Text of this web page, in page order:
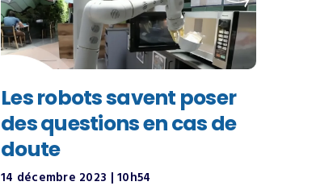
Les robots savent poser
des questions en cas de
doute
14 décembre 2023 10h54